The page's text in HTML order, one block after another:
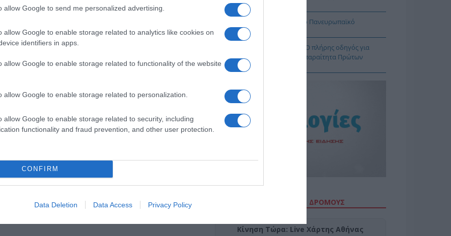
allow Google to send me personalized advertising.
allow Google to enable storage related to analytics like cookies on
identifiers in apps.
allow Google to enable storage related to functionality of the website
allow Google to enable storage related to personalization.
allow Google to enable storage related to security, including
functionality and fraud prevention, and other user protection.
CONFIRM
Data Deletion Data Access Privacy Policy
Κάαν Κάιρινεν (Kasper Kaan Özden Kairinen) με
μέσος υπέγραψε συμβόλαιο συνεργασίας με την ομάδα
πόλη Τούρκου της Φινλανδίας. Άρχισε την ποδοσφαιρική
επαγγελματικό ντεμπούτο το 2014, πριν ακόμα κλείσει τα 16
με την οποία είχε συμμετοχή στην κατάκτηση του
Λίλεστρομ, αρχικά ως δανεικός και στη συνέχεια
αποκτήθηκε από τη Σπάρτα Πράγας το 2022 και μαζί
23 και το νταμπλ 2023-24. Με την τσεχική ομάδα αγωνίστηκε
7 γκολ και μοιράζοντας 24 ασίστ.
από το 2019 και έχει αγωνιστεί σε 28 αγώνες (1
ροδάκινου στη Νάουσα
Έτοιμη η Λίμνη Στράτου για το Πανευρωπαϊκό
Θαλάσσιου Σκι Νέων
Το φαρμακείο των διακοπών: Ο πλήρης οδηγός για
ασφαλείς εξορμήσεις και τα απαραίτητα Πρώτων
Βοηθειών
ΔΕΙΤΕ ΤΗΝ ΚΙΝΗΣΗ ΣΤΟΥΣ ΔΡΌΜΟΥΣ
Κίνηση Τώρα: Live Χάρτης Αθήνας